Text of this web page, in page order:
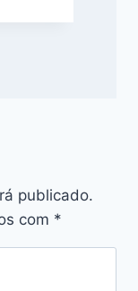
publicado.
com *